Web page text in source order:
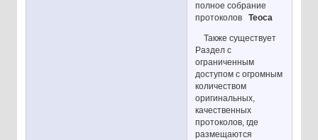
полное собрание
протоколовТеоса
Также существует
Раздел с
ограниченным
доступом с огромным
количеством
оригинальных,
качественных
протоколов, где
размещаются